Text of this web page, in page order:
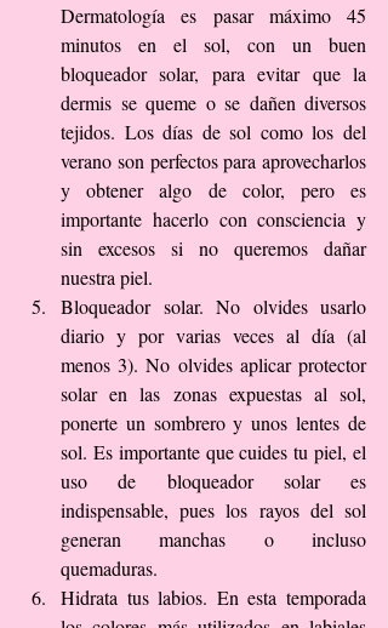
Dermatología es pasar máximo 45
minutos en el sol, con un buen
bloqueador solar, para evitar que la
dermis se queme o se dañen diversos
tejidos. Los días de sol como los del
verano son perfectos para aprovecharlos
y obtener algo de color, pero es
importante hacerlo con consciencia y
sin excesos si no queremos dañar
nuestra piel.
Bloqueador solar. No olvides usarlo
diario y por varias veces al día (al
menos 3). No olvides aplicar protector
solar en las zonas expuestas al sol,
ponerte un sombrero y unos lentes de
sol. Es importante que cuides tu piel, el
uso de bloqueador solar es
indispensable, pues los rayos del sol
generan manchas o incluso
quemaduras.
Hidrata tus labios. En esta temporada